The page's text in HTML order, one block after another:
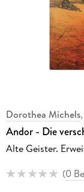
Dorothea Michels,
Andor - Die
Alte Geister.
(0